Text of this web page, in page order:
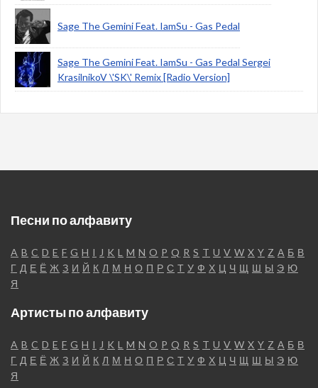
Sage The Gemini Feat. IamSu - Gas Pedal
Sage The Gemini Feat. IamSu - Gas Pedal Sergei
KrasilnikoV \'SK\' Remix [Radio Version]
Песни по алфавиту
A B C D E F G H I J K L M N O P Q R S T U V W X Y Z А Б В
Г Д Е Ё Ж З И Й К Л М Н О П Р С Т У Ф Х Ц Ч Щ Ш Ы Э Ю
Я
Артисты по алфавиту
A B C D E F G H I J K L M N O P Q R S T U V W X Y Z А Б В
Г Д Е Ё Ж З И Й К Л М Н О П Р С Т У Ф Х Ц Ч Щ Ш Ы Э Ю
Я